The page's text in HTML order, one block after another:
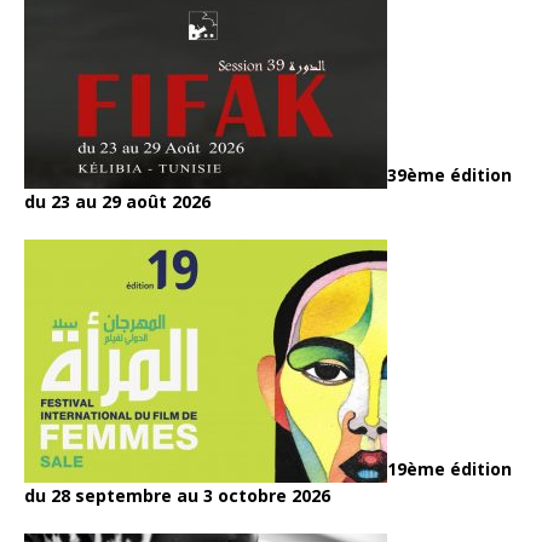
39ème édition
du 23 au 29 août 2026
19ème édition
du 28 septembre au 3 octobre 2026